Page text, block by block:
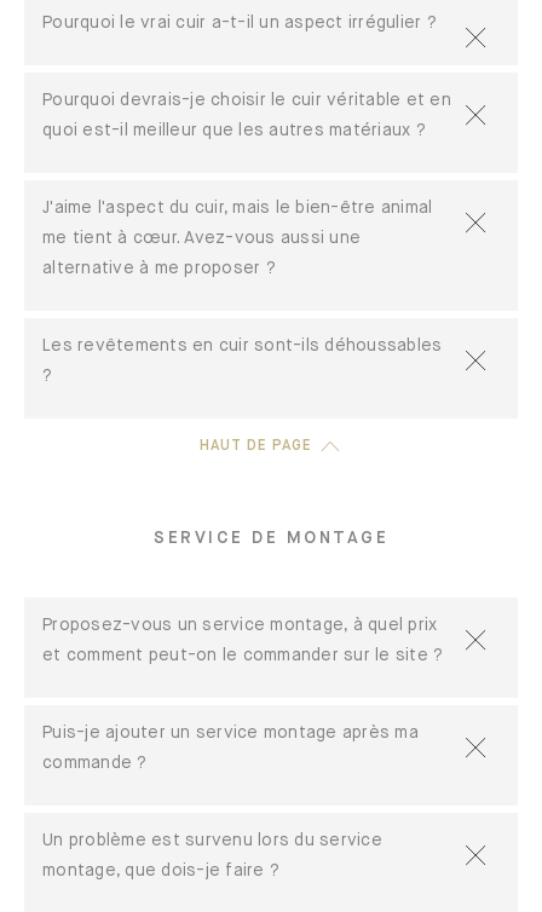
Pourquoi le vrai cuir a-t-il un aspect irrégulier ?
Pourquoi devrais-je choisir le cuir véritable et en
quoi est-il meilleur que les autres matériaux ?
J'aime l'aspect du cuir, mais le bien-être animal
me tient à cœur. Avez-vous aussi une
alternative à me proposer ?
Les revêtements en cuir sont-ils déhoussables
?
HAUT DE PAGE
SERVICE DE MONTAGE
Proposez-vous un service montage, à quel prix
et comment peut-on le commander sur le site ?
Puis-je ajouter un service montage après ma
commande ?
Un problème est survenu lors du service
montage, que dois-je faire ?